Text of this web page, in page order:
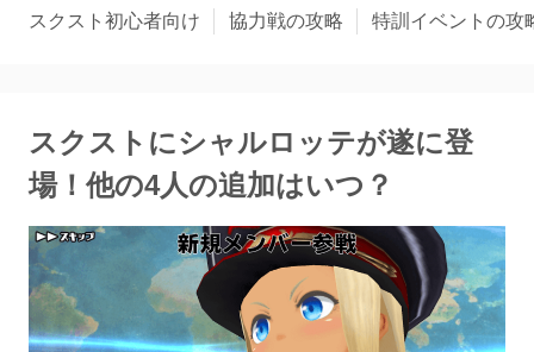
スクスト初心者向け 協力戦の攻略 特訓イベントの攻
スクストにシャルロッテが遂に登
場！他の4人の追加はいつ？